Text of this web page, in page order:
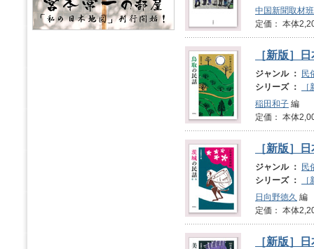
中国新聞取材班
定価： 本体
［新版］
ジャンル ：
民
シリーズ ：
稲田和子 編
定価： 本体
［新版］
ジャンル ：
民
シリーズ ：
日向野徳久 編
定価： 本体
［新版］